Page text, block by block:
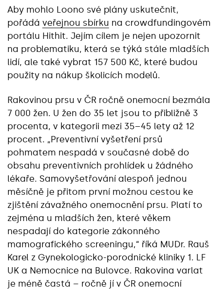
Aby mohlo Loono své plány uskutečnit,
pořádá veřejnou sbírku na crowdfundingovém
portálu Hithit. Jejím cílem je nejen upozornit
na problematiku, která se týká stále mladších
lidí, ale také vybrat 157 500 Kč, které budou
použity na nákup školicích modelů.
Rakovinou prsu v ČR ročně onemocní bezmála
7 000 žen. U žen do 35 let jsou to přibližně 3
procenta, v kategorii mezi 35–45 lety až 12
procent. „Preventivní vyšetření prsů
pohmatem nespadá v současné době do
obsahu preventivních prohlídek u žádného
lékaře. Samovyšetřování alespoň jednou
měsíčně je přitom první možnou cestou ke
zjištění závažného onemocnění prsu. Platí to
zejména u mladších žen, které věkem
nespadají do kategorie zákonného
mamografického screeningu,“ říká MUDr. Rauš
Karel z Gynekologicko-porodnické kliniky 1. LF
UK a Nemocnice na Bulovce. Rakovina varlat
je méně častá – ročně jí v ČR onemocní